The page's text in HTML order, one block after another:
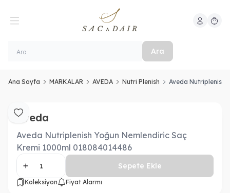
Ara
Hesabım
Ana Sayfa MARKALAR AVEDA Nutri Plenish Aveda Nutriplenish
Favoriye Ekle
Aveda
Aveda Nutriplenish Yoğun Nemlendiric Saç
Kremi 1000ml 018084014486
Sepete Ekle
Koleksiyon Fiyat Alarmı